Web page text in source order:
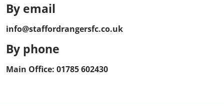
By email
info@staffordrangersfc.co.uk
By phone
Main Office: 01785 602430